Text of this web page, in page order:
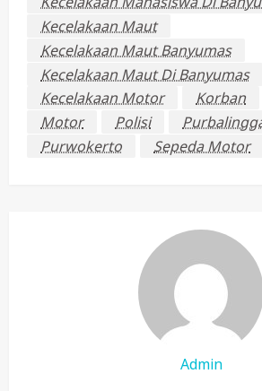
Kecelakaan Maut
Kecelakaan Maut Banyumas
Kecelakaan Maut Di Banyumas
Kecelakaan Motor
Korban
Motor
Polisi
Purwokerto
Sepeda Motor
Admin